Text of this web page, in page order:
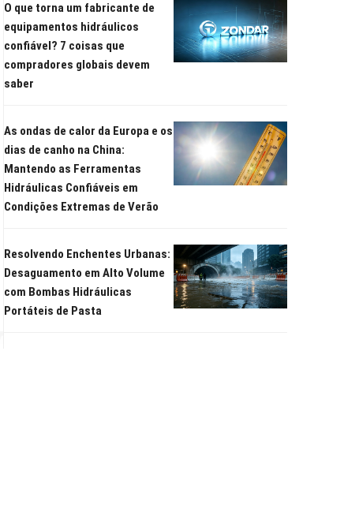
O que torna um fabricante de
equipamentos hidráulicos
confiável? 7 coisas que
compradores globais devem
saber
As ondas de calor da Europa e os
dias de canho na China:
Mantendo as Ferramentas
Hidráulicas Confiáveis em
Condições Extremas de Verão
Resolvendo Enchentes Urbanas:
Desaguamento em Alto Volume
com Bombas Hidráulicas
Portáteis de Pasta